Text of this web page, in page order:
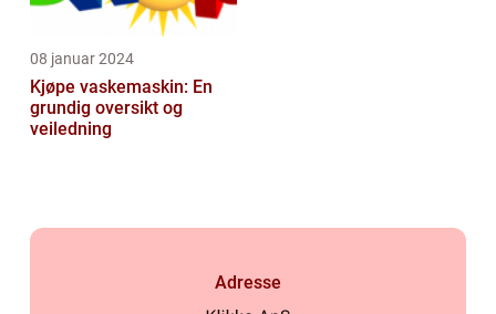
08 januar 2024
Kjøpe vaskemaskin: En
grundig oversikt og
veiledning
Adresse